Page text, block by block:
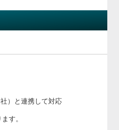
）と連携して対応
す。